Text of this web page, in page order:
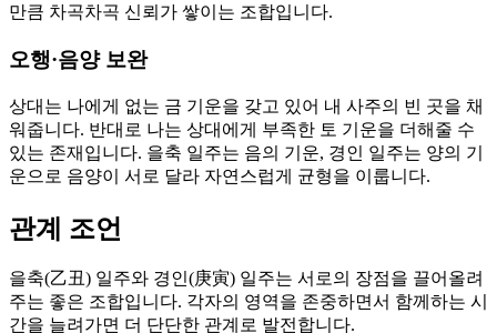
만큼 차곡차곡 신뢰가 쌓이는 조합입니다.
오행·음양 보완
상대는 나에게 없는 금 기운을 갖고 있어 내 사주의 빈 곳을 채
워줍니다. 반대로 나는 상대에게 부족한 토 기운을 더해줄 수
있는 존재입니다. 을축 일주는 음의 기운, 경인 일주는 양의 기
운으로 음양이 서로 달라 자연스럽게 균형을 이룹니다.
관계 조언
을축(乙丑) 일주와 경인(庚寅) 일주는 서로의 장점을 끌어올려
주는 좋은 조합입니다. 각자의 영역을 존중하면서 함께하는 시
간을 늘려가면 더 단단한 관계로 발전합니다.